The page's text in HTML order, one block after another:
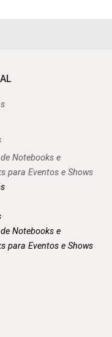
Notebooks e
para Eventos e Shows
Notebooks e
para Eventos e Shows